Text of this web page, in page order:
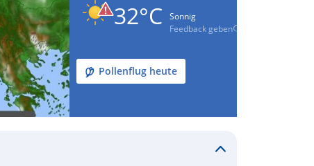
32°C
Sonnig
Feedback geben
Pollenflug heute